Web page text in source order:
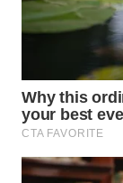
SUMEDANG
CIANJUR
WN
SERIBU